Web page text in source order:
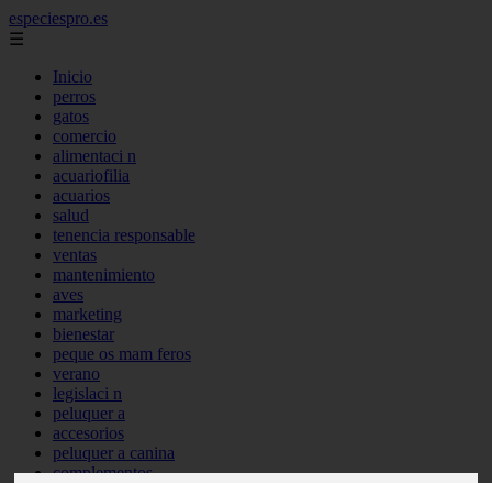
especiespro.es
☰
Inicio
perros
gatos
comercio
alimentaci n
acuariofilia
acuarios
salud
tenencia responsable
ventas
mantenimiento
aves
marketing
bienestar
peque os mam feros
verano
legislaci n
peluquer a
accesorios
peluquer a canina
complementos